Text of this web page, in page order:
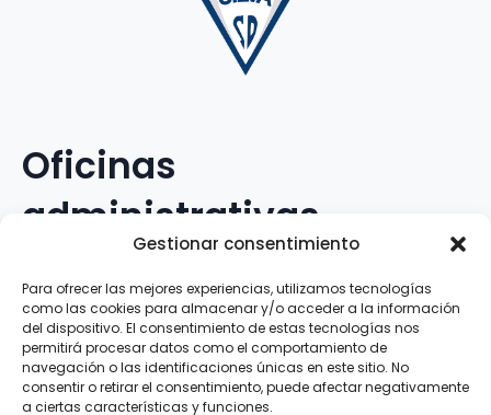
Gestionar consentimiento
Para ofrecer las mejores experiencias, utilizamos tecnologías
como las cookies para almacenar y/o acceder a la información
del dispositivo. El consentimiento de estas tecnologías nos
permitirá procesar datos como el comportamiento de
navegación o las identificaciones únicas en este sitio. No
consentir o retirar el consentimiento, puede afectar negativamente
a ciertas características y funciones.
Oficinas
administrativas
Avenida Galileo Galilei, 12
15.008 · A Coruña · España
Teléfono:881.069.303
WhatsApp:616.897.466